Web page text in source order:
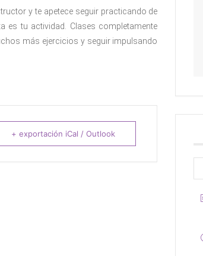
y te apetece seguir practicando de
es tu actividad. Clases completamente
más ejercicios y seguir impulsando
+ exportación iCal / Outlook